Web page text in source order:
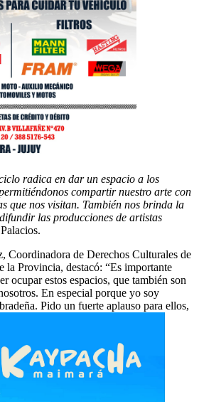
radica en dar un espacio a los
compartir nuestro arte con
que nos visitan. También nos brinda la
las producciones de artistas
Coordinadora de Derechos Culturales de
la Provincia, destacó: “Es importante
ocupar estos espacios, que también son
En especial porque yo soy
Pido un fuerte aplauso para ellos,